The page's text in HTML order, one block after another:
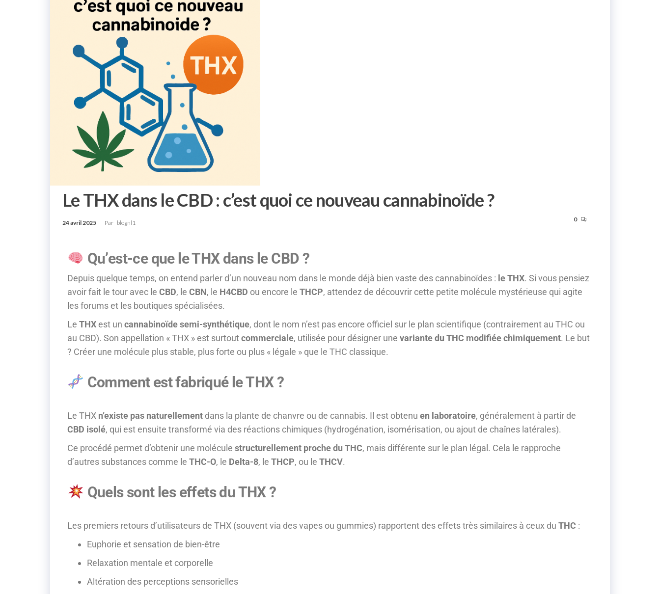
Le THX dans le CBD : c’est quoi ce nouveau cannabinoïde ?
24 avril 2025 Par blognl1 0
Qu’est-ce que le THX dans le CBD ?
Depuis quelque temps, on entend parler d’un nouveau nom dans le monde déjà bien vaste des cannabinoïdes : le THX. Si vous pensiez
avoir fait le tour avec le CBD, le CBN, le H4CBD ou encore le THCP, attendez de découvrir cette petite molécule mystérieuse qui agite
les forums et les boutiques spécialisées.
Le THX est un cannabinoïde semi-synthétique, dont le nom n’est pas encore officiel sur le plan scientifique (contrairement au THC ou
au CBD). Son appellation « THX » est surtoutcommerciale, utilisée pour désigner une variante du THC modifiée chimiquement. Le but
? Créer une molécule plus stable, plus forte ou plus « légale » que le THC classique.
Comment est fabriqué le THX ?
Le THX n’existe pas naturellement dans la plante de chanvre ou de cannabis. Il est obtenu en laboratoire, généralement à partir de
CBD isolé, qui est ensuite transformé via des réactions chimiques (hydrogénation, isomérisation, ou ajout de chaînes latérales).
Ce procédé permet d’obtenir une molécule structurellement proche du THC, mais différente sur le plan légal. Cela le rapproche
d’autres substances comme le THC-O, le Delta-8, le THCP, ou le THCV.
Quels sont les effets du THX ?
Les premiers retours d’utilisateurs de THX (souvent via des vapes ou gummies) rapportent des effets très similaires à ceux du THC :
Euphorie et sensation de bien-être
Relaxation mentale et corporelle
Altération des perceptions sensorielles